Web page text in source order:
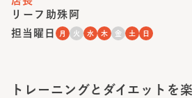
リーフ助殊阿
担当曜日 月 火 水 木 金 土 日
トレーニングとダイエットを